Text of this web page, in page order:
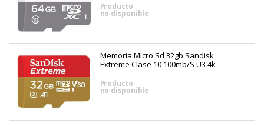
Producto
no disponible
Memoria Micro Sd 32gb Sandisk
Extreme Clase 10 100mb/s U3 4k
Producto
no disponible